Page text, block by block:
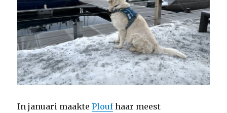
In januari maaktePloufhaar meest